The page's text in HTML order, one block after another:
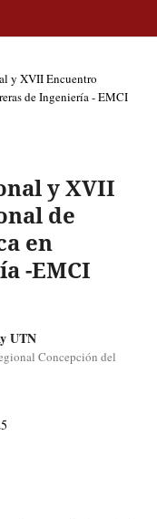
y XVII Encuentro
de Ingeniería - EMCI
y XVII
de
en
-EMCI
UTN
Concepción del